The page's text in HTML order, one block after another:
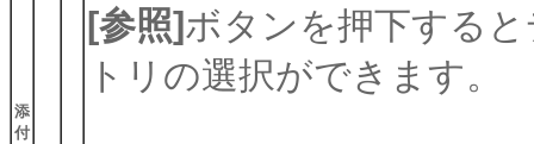
添
付
[参照]ボタンを押下する
トリの選択ができます。